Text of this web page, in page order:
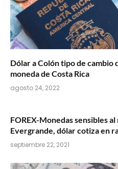
Dólar a Colón tipo de cambio
moneda de Costa Rica
agosto 24, 2022
FOREX-Monedas sensibles
Evergrande, dólar cotiza en
septiembre 22, 2021